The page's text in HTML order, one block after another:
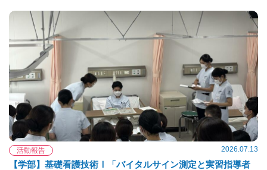
活動報告 2026.07.13
【学部】基礎看護技術Ⅰ「バイタルサイン測定と実習指導者